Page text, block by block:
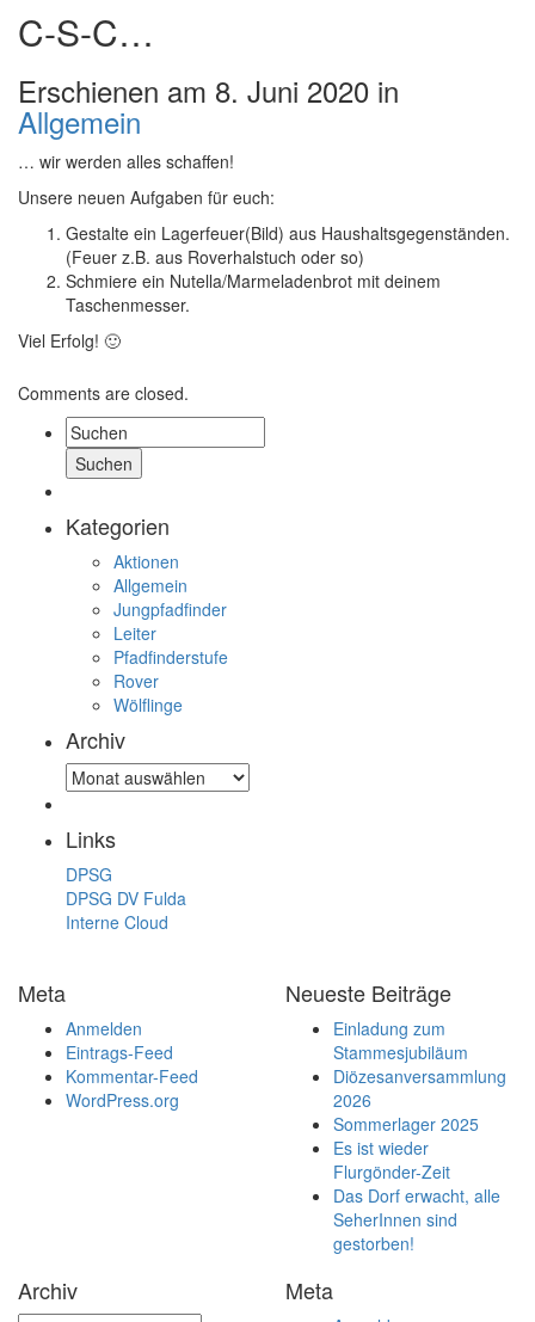
C-S-C…
Erschienen am 8. Juni 2020 in
Allgemein
… wir werden alles schaffen!
Unsere neuen Aufgaben für euch:
Gestalte ein Lagerfeuer(Bild) aus Haushaltsgegenständen.
(Feuer z.B. aus Roverhalstuch oder so)
Schmiere ein Nutella/Marmeladenbrot mit deinem
Taschenmesser.
Viel Erfolg! 🙂
Comments are closed.
Suche:
Kategorien
Aktionen
Allgemein
Jungpfadfinder
Leiter
Pfadfinderstufe
Rover
Wölflinge
Archiv
Archiv
Links
DPSG
DPSG DV Fulda
Interne Cloud
Meta
Anmelden
Eintrags-Feed
Kommentar-Feed
WordPress.org
Neueste Beiträge
Einladung zum
Stammesjubiläum
Diözesanversammlung
2026
Sommerlager 2025
Es ist wieder
Flurgönder-Zeit
Das Dorf erwacht, alle
SeherInnen sind
gestorben!
Archiv Meta